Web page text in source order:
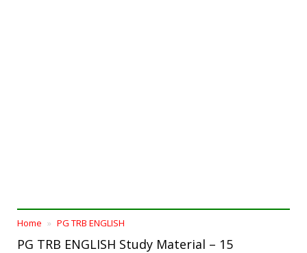
Home PG TRB ENGLISH
PG TRB ENGLISH Study Material – 15